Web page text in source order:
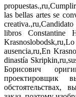
las bellas artes se
libros Constantine
ausencia,ru,En
dinastía
Борисович
проектировщик
обстоятельствах,